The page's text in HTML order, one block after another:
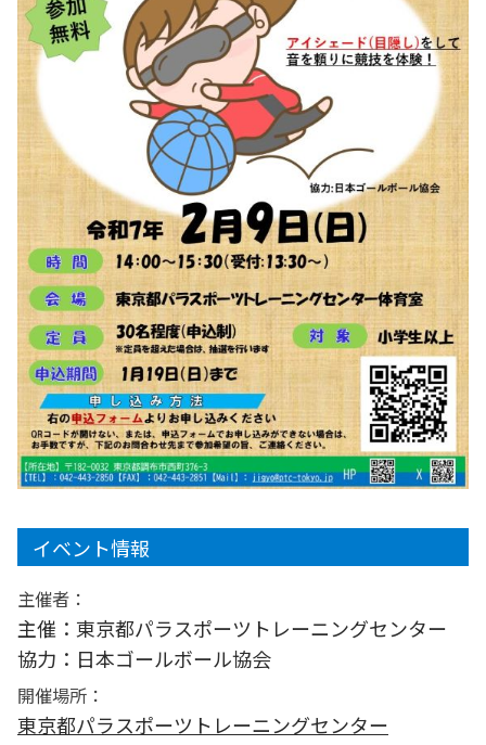
イベント情報
主催者：
主催：東京都パラスポーツトレーニングセンター
協力：日本ゴールボール協会
開催場所：
東京都パラスポーツトレーニングセンター